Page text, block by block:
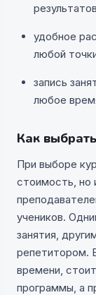
удобное
любой
запись
любое
Как
При выборе
стоимость, но
учеников.
занятия,
репетитором.
времени,
программы, а